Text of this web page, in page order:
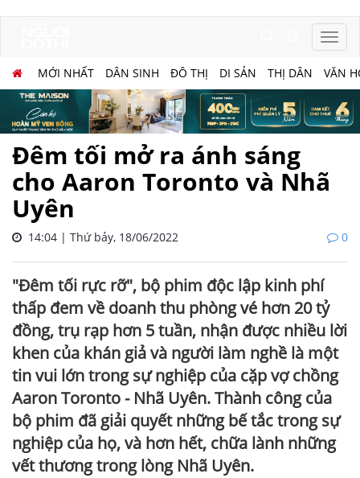
MỚI NHẤT DÂN SINH ĐÔ THỊ DI SẢN THỊ DÂN VĂN
Đêm tối mở ra ánh sáng
cho Aaron Toronto và Nhã
Uyên
14:04 | Thứ bảy, 18/06/2022 0
"Đêm tối rực rỡ", bộ phim độc lập kinh phí
thấp đem về doanh thu phòng vé hơn 20 tỷ
đồng, trụ rạp hơn 5 tuần, nhận được nhiều lời
khen của khán giả và người làm nghề là một
tin vui lớn trong sự nghiệp của cặp vợ chồng
Aaron Toronto - Nhã Uyên. Thành công của
bộ phim đã giải quyết những bế tắc trong sự
nghiệp của họ, và hơn hết, chữa lành những
vết thương trong lòng Nhã Uyên.